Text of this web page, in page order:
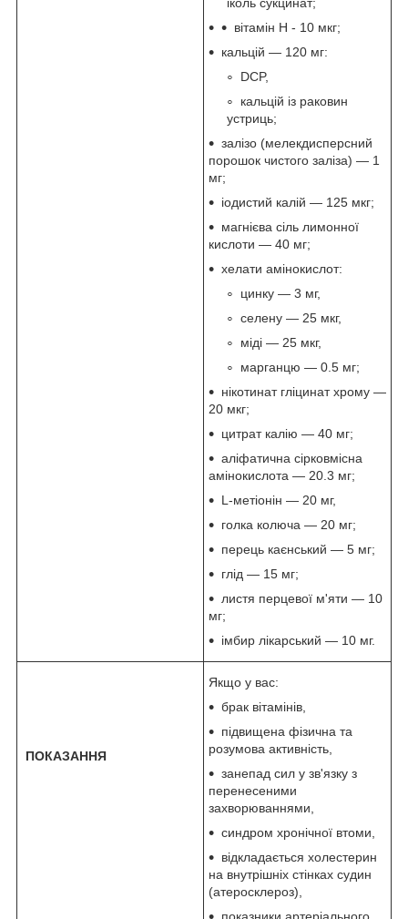
вітамін Н - 10 мкг;
кальцій — 120 мг:
DCP,
кальцій із раковин
устриць;
залізо (мелекдисперсний
порошок чистого заліза) — 1
мг;
іодистий калій — 125 мкг;
магнієва сіль лимонної
кислоти — 40 мг;
хелати амінокислот:
цинку — 3 мг,
селену — 25 мкг,
міді — 25 мкг,
марганцю — 0.5 мг;
нікотинат гліцинат хрому —
20 мкг;
цитрат калію — 40 мг;
аліфатична сірковмісна
амінокислота — 20.3 мг;
L-метіонін — 20 мг,
голка колюча — 20 мг;
перець каєнський — 5 мг;
глід — 15 мг;
листя перцевої м'яти — 10
мг;
імбир лікарський — 10 мг.
ПОКАЗАННЯ
Якщо у вас:
брак вітамінів,
підвищена фізична та
розумова активність,
занепад сил у зв'язку з
перенесеними
захворюваннями,
синдром хронічної втоми,
відкладається холестерин
на внутрішніх стінках судин
(атеросклероз),